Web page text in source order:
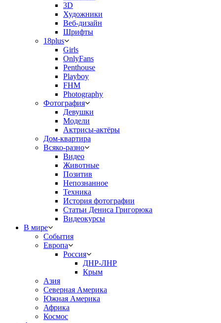
3D
Художники
Веб-дизайн
Шрифты
18plus
Girls
OnlyFans
Penthouse
Playboy
FHM
Photography
Фотография
Девушки
Модели
Актрисы-актёры
Дом-квартира
Всяко-разно
Видео
Животные
Позитив
Непознанное
Техника
История фотографии
Статьи Дениса Григорюка
Видеокурсы
В мире
События
Европа
Россия
ДНР-ЛНР
Крым
Азия
Северная Америка
Южная Америка
Африка
Космос